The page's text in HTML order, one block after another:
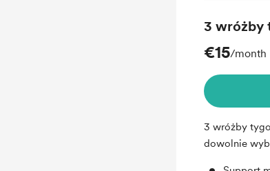
3 wróżby
€15/month
3 wróżby
dowolnie